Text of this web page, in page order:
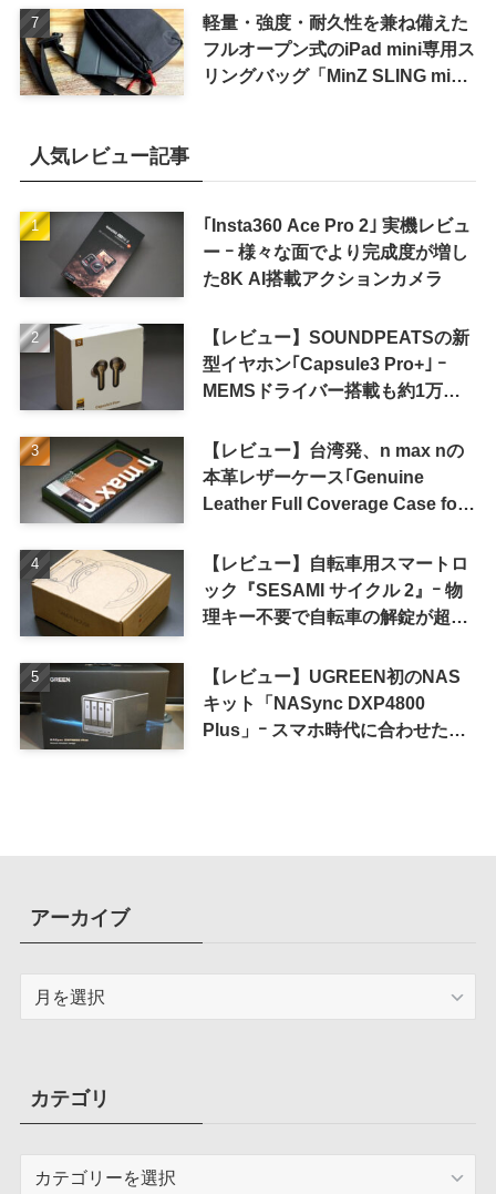
軽量・強度・耐久性を兼ね備えた
フルオープン式のiPad mini専用ス
リングバッグ「MinZ SLING mini
人気レビュー記事
｢Insta360 Ace Pro 2｣ 実機レビュ
ー ｰ 様々な面でより完成度が増し
た8K AI搭載アクションカメラ
【レビュー】SOUNDPEATSの新
型イヤホン｢Capsule3 Pro+｣ ｰ
MEMSドライバー搭載も約1万円
【レビュー】台湾発、n max nの
本革レザーケース｢Genuine
Leather Full Coverage Case for
【レビュー】自転車用スマートロ
ック『SESAMI サイクル 2』ｰ 物
理キー不要で自転車の解錠が超簡
【レビュー】UGREEN初のNAS
キット「NASync DXP4800
Plus」ｰ スマホ時代に合わせた設
アーカイブ
ブカテゴリ